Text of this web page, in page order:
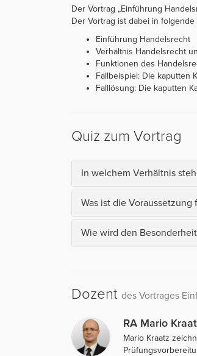
Der Vortrag „Einführung
Der Vortrag ist dabei in
Einführung Handelsrecht
Verhältnis Handelsrecht
Funktionen des
Fallbeispiel: Die kaputten
Falllösung: Die kaputten
Quiz zum Vortrag
In welchem Verhältnis
Was ist die
Wie wird den
Dozent des Vortrages
RA Mario
Mario Kraatz